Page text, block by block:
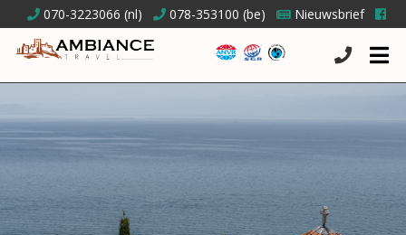
070-3223066 (nl) 078-353100 (be) Nieuwsbrief
BLOGS